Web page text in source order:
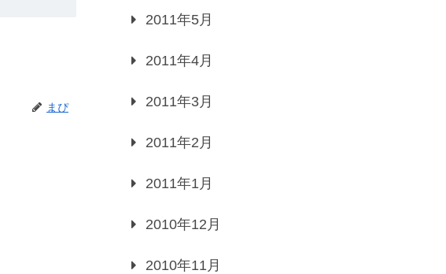
まぴ
2011年5月
2011年4月
2011年3月
2011年2月
2011年1月
2010年12月
2010年11月